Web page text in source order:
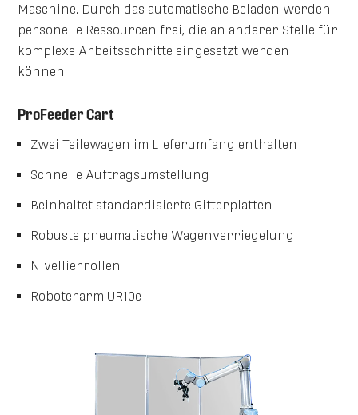
Maschine. Durch das automatische Beladen werden
personelle Ressourcen frei, die an anderer Stelle für
komplexe Arbeitsschritte eingesetzt werden
können.
ProFeeder Cart
Zwei Teilewagen im Lieferumfang enthalten
Schnelle Auftragsumstellung
Beinhaltet standardisierte Gitterplatten
Robuste pneumatische Wagenverriegelung
Nivellierrollen
Roboterarm UR10e